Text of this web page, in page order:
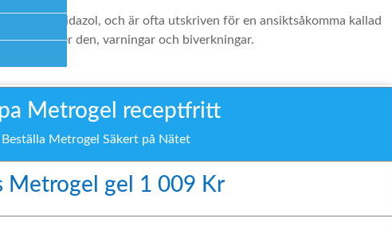
metronidazol, och är ofta utskriven för en ansiktsåkomma kallad
använder den, varningar och biverkningar.
Metrogel receptfritt
Beställa Metrogel Säkert på Nätet
Metrogel gel 1 009 Kr